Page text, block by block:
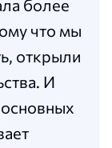
более
что мы
открыли
И
основных